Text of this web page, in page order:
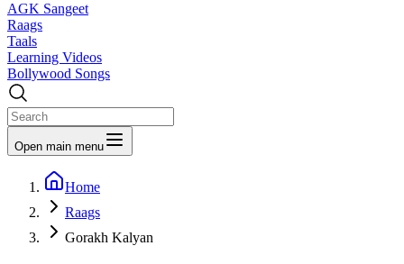
AGK Sangeet
Raags
Taals
Learning Videos
Bollywood Songs
Open main menu
Home
Raags
Gorakh Kalyan